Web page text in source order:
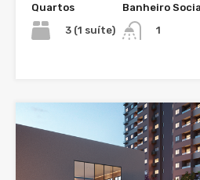
Quartos
3 (1 suíte)
Banheiro
1